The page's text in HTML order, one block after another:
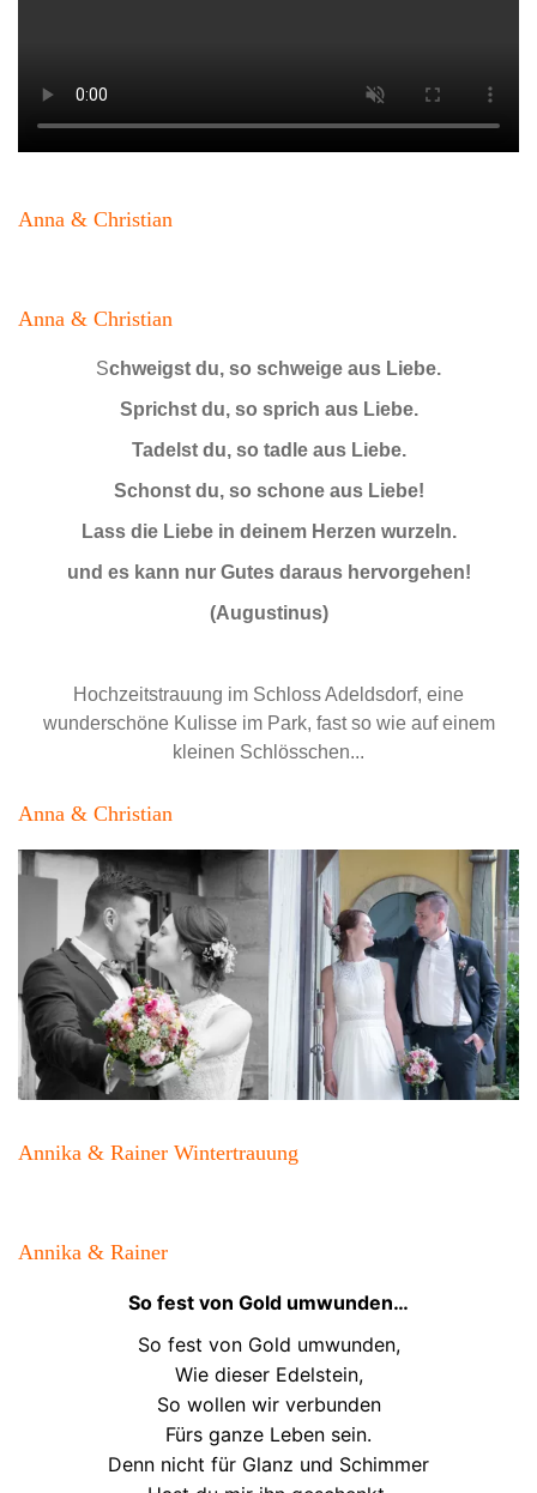
Anna & Christian
Anna & Christian
Schweigst du, so schweige aus Liebe.
Sprichst du, so sprich aus Liebe.
Tadelst du, so tadle aus Liebe.
Schonst du, so schone aus Liebe!
Lass die Liebe in deinem Herzen wurzeln.
und es kann nur Gutes daraus hervorgehen!
(Augustinus)
Hochzeitstrauung im Schloss Adeldsdorf, eine
wunderschöne Kulisse im Park, fast so wie auf einem
kleinen Schlösschen...
Anna & Christian
Annika & Rainer Wintertrauung
Annika & Rainer
So fest von Gold umwunden…
So fest von Gold umwunden,
Wie dieser Edelstein,
So wollen wir verbunden
Fürs ganze Leben sein.
Denn nicht für Glanz und Schimmer